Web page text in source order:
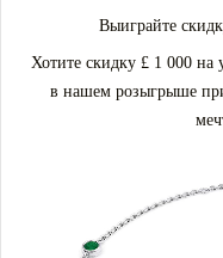
Выиграйте
Хотите скидку £ 1 000 на
в нашем розыгрыше